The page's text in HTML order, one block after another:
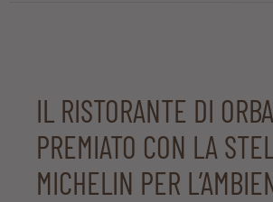
IL RISTORANTE DI
PREMIATO CON LA
MICHELIN PER